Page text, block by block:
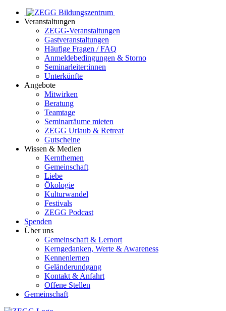
Veranstaltungen
ZEGG-Veranstaltungen
Gastveranstaltungen
Häufige Fragen / FAQ
Anmeldebedingungen & Storno
Seminarleiter:innen
Unterkünfte
Angebote
Mitwirken
Beratung
Teamtage
Seminarräume mieten
ZEGG Urlaub & Retreat
Gutscheine
Wissen & Medien
Kernthemen
Gemeinschaft
Liebe
Ökologie
Kulturwandel
Festivals
ZEGG Podcast
Spenden
Über uns
Gemeinschaft & Lernort
Kerngedanken, Werte & Awareness
Kennenlernen
Geländerundgang
Kontakt & Anfahrt
Offene Stellen
Gemeinschaft